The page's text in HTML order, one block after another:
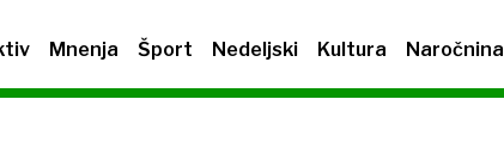
Mnenja Šport Nedeljski Kultura Naročnina